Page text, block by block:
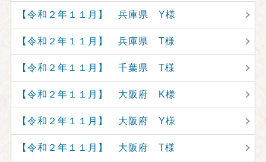
【令和２年１１月】 兵庫県 Y様
【令和２年１１月】 兵庫県 T様
【令和２年１１月】 千葉県 T様
【令和２年１１月】 大阪府 K様
【令和２年１１月】 大阪府 Y様
【令和２年１１月】 大阪府 T様